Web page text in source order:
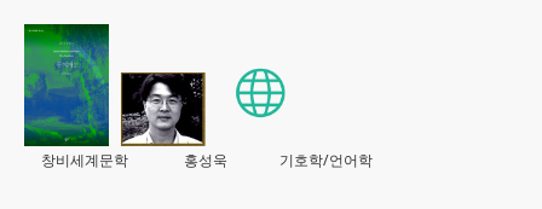
창비세계문학 홍성욱 기호학/언어학